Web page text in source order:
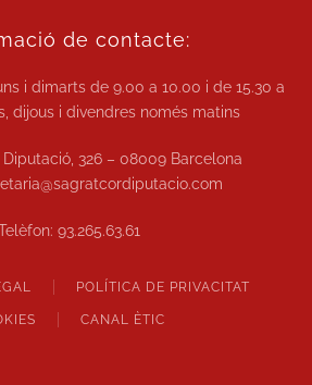
de contacte:
i dimarts de9.00 a 10.00 i de 15.30 a
dijous i divendres només matins
326 – 08009 Barcelona
93.265.63.61
POLÍTICA DE PRIVACITAT
CANAL ÈTIC